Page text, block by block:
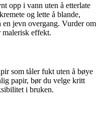
opp i vann uten å etterlate
og lette å blande,
en jevn overgang. Vurder om
effekt.
som tåler fukt uten å bøye
papir, bør du velge kritt
i bruken.